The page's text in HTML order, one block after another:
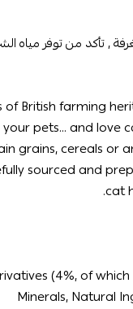
, تأكد من توفر مياه
British farming
pets... and love
grains, cereals or
sourced and
cat
(4%, of which
Minerals, Natural